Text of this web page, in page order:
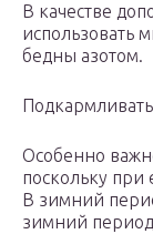
В качестве
использовать
бедны азотом.
Особенно
поскольку при
В зимний
зимний период